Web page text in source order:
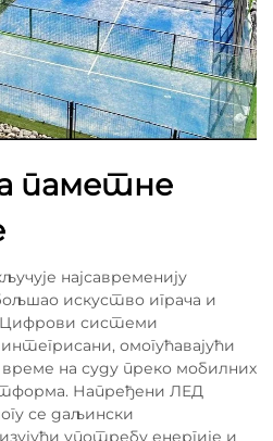
паметне
најсавременију
искуство играча и
системи
омогућавајући
на суду преко мобилних
Напређени ЛЕД
се даљински
употребу енергије и